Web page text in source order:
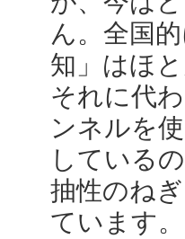
ん。全国
知」はほ
それに代
ンネルを
している
抽性のね
ています。